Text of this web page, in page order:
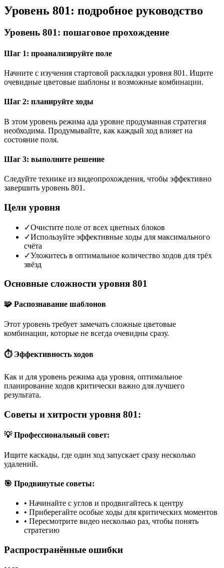
Уровень 801: подробное руководство
Уровень 801: пошаговое прохождение
Шаг 1: проанализируйте поле
Начните с изучения стартовой раскладки уровня 801. Ищите
очевидные цветовые шаблоны и возможные комбинации.
Шаг 2: планируйте ходы
В этом уровень режима ада уровне продуманная стратегия
необходима. Продумывайте, как каждый ход влияет на
состояние поля.
Шаг 3: выполните решение
Следуйте технике из видеопрохождения, чтобы эффективно
завершить уровень 801.
Цели уровня
✓Очистите поле от всех цветных блоков
✓Используйте эффективные ходы для максимального
счёта
✓Уложитесь в оптимальное количество ходов для трёх
звёзд
Основные сложности уровня 801
🧩 Распознавание шаблонов
Этот уровень требует замечать сложные цветовые
комбинации, которые не всегда очевидны сразу.
⏱️ Эффективность ходов
Как и для уровень режима ада уровня, оптимальное
планирование ходов критически важно для лучшего
результата.
Советы и хитрости уровня 801:
💡 Профессиональный совет:
Ищите каскады, где один ход запускает сразу несколько
удалений.
🎯 Продвинутые советы:
• Начинайте с углов и продвигайтесь к центру
• Приберегайте особые ходы для критических моментов
• Пересмотрите видео несколько раз, чтобы понять
стратегию
Распространённые ошибки